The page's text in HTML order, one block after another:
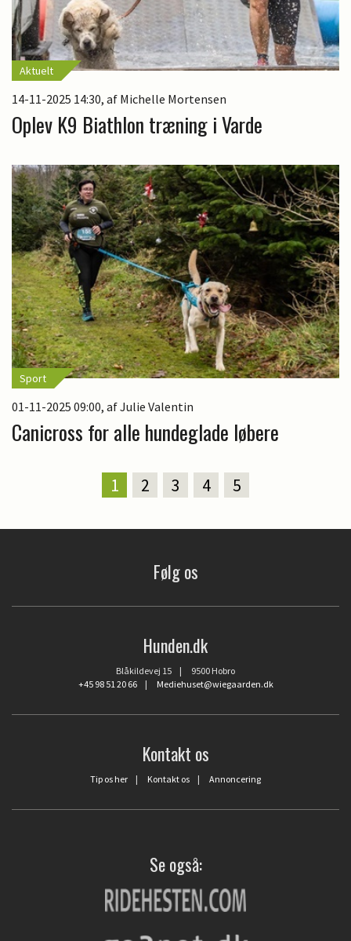
Aktuelt
14-11-2025 14:30, af Michelle Mortensen
Oplev K9 Biathlon træning i Varde
Sport
01-11-2025 09:00, af Julie Valentin
Canicross for alle hundeglade løbere
1 2 3 4 5
Følg os
Hunden.dk
Blåkildevej 15 | 9500 Hobro
+45 98 51 20 66| Mediehuset@wiegaarden.dk
Kontakt os
Tip os her | Kontakt os | Annoncering
Se også: